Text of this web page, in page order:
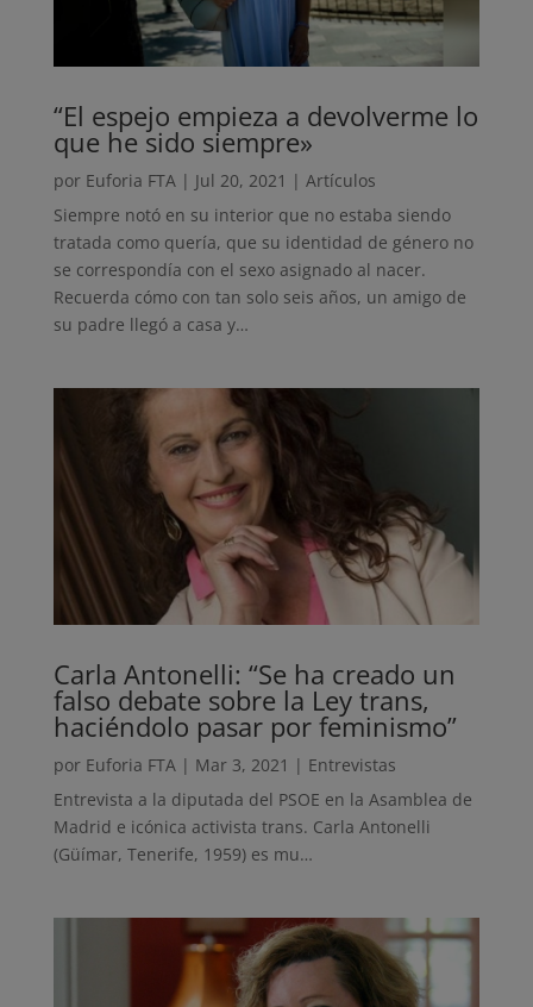
“El espejo empieza a devolverme lo
que he sido siempre»
por Euforia FTA | Jul 20, 2021 | Artículos
Siempre notó en su interior que no estaba siendo
tratada como quería, que su identidad de género no
se correspondía con el sexo asignado al nacer.
Recuerda cómo con tan solo seis años, un amigo de
su padre llegó a casa y…
Carla Antonelli: “Se ha creado un
falso debate sobre la Ley trans,
haciéndolo pasar por feminismo”
por Euforia FTA | Mar 3, 2021 | Entrevistas
Entrevista a la diputada del PSOE en la Asamblea de
Madrid e icónica activista trans. Carla Antonelli
(Güímar, Tenerife, 1959) es mu…